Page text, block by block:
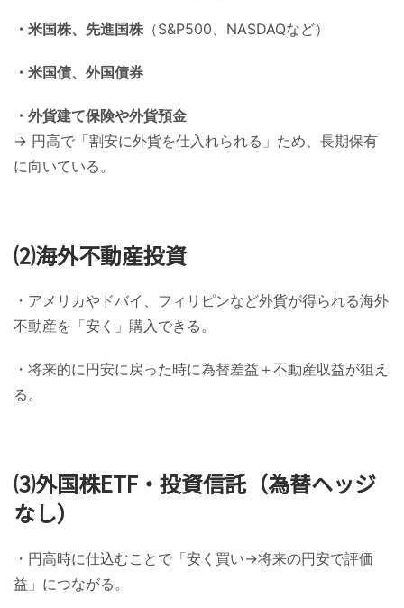
・米国株、先進国株 （S&P500、NASDAQなど）
・米国債、外国債券
・外貨建て保険や外貨預金
→ 円高で「割安に外貨を仕入れられる」ため、長期保有
に向いている。
⑵海外不動産投資
・アメリカやドバイ、フィリピンなど外貨が得られる海外
不動産を「安く」購入できる。
・将来的に円安に戻った時に為替差益＋不動産収益が狙え
る。
⑶外国株ETF・投資信託（為替ヘッジ
なし）
・円高時に仕込むことで「安く買い→将来の円安で評価
益」につながる。